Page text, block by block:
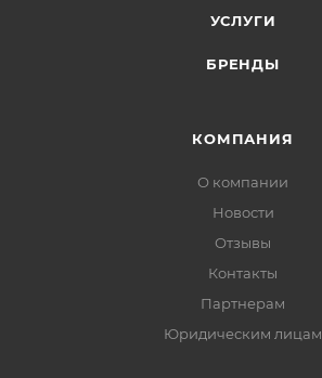
УСЛУГИ
БРЕНДЫ
КОМПАНИЯ
О компании
Новости
Отзывы
Контакты
Партнерам
Юридическим лицам